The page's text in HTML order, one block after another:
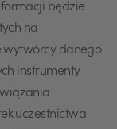
będzie
na
wytwórcy danego
instrumenty
uczestnictwa